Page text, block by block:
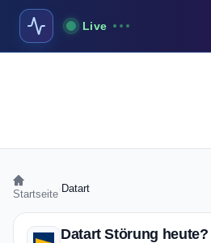
Live
Startseite Datart
Datart Störung